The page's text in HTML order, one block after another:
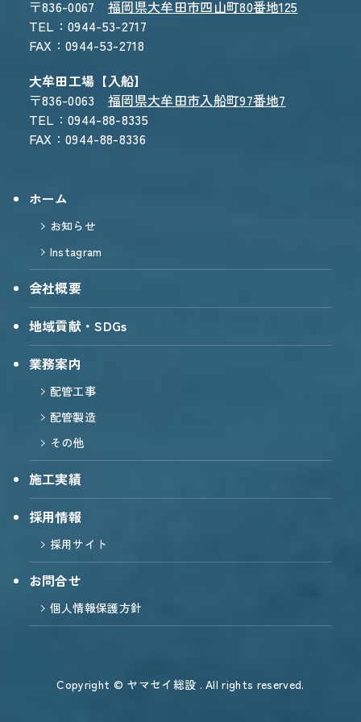
〒836-0067福岡県大牟田市四山町80番地125
TEL：0944-53-2717
FAX：0944-53-2718
大牟田工場【入船】
〒836-0063福岡県大牟田市入船町97番地7
TEL：0944-88-8335
FAX：0944-88-8336
ホーム
お知らせ
Instagram
会社概要
地域貢献・SDGs
業務案内
配管工事
配管製造
その他
施工実績
採用情報
採用サイト
お問合せ
個人情報保護方針
Copyright © ヤマセイ総設 . All rights reserved.